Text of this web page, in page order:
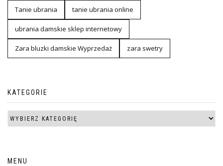
Tanie ubrania tanie ubrania online
ubrania damskie sklep internetowy
Zara bluzki damskie Wyprzedaż zara swetry
KATEGORIE
MENU